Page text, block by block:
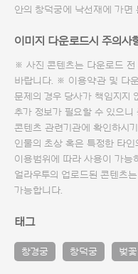
안의 창덕궁에 낙선재에 가면
이미지 다운로드시 주의사
※ 사진 콘텐츠는 다운로드 전
바랍니다. ※ 이용약관 및 다
문제의 경우 당사가 책임지지
추가 정보가 필요할 수 있으니
콘텐츠 관련기관에 확인하시
인물의 초상 혹은 특정한 타
이용범위에 따라 사용이 가능
얼라우투의 업로드된 콘텐츠
가능합니다.
태그
창경궁 창덕궁 벚꽃